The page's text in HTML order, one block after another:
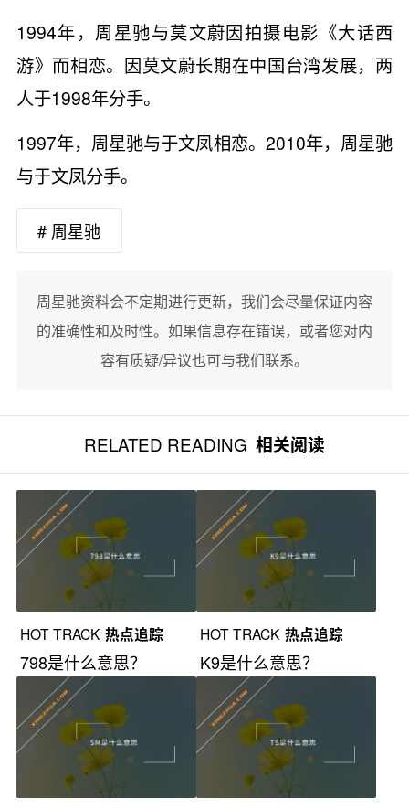
1994年，周星驰与莫文蔚因拍摄电影《大话西
游》而相恋。因莫文蔚长期在中国台湾发展，两
人于1998年分手。
1997年，周星驰与于文凤相恋。2010年，周星驰
与于文凤分手。
# 周星驰
周星驰资料会不定期进行更新，我们会尽量保证内容
的准确性和及时性。如果信息存在错误，或者您对内
容有质疑/异议也可与我们联系。
RELATED READING 相关阅读
HOT TRACK 热点追踪
798是什么意思？
HOT TRACK 热点追踪
K9是什么意思？